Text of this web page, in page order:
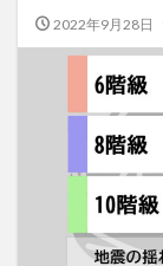
2022年9月28日